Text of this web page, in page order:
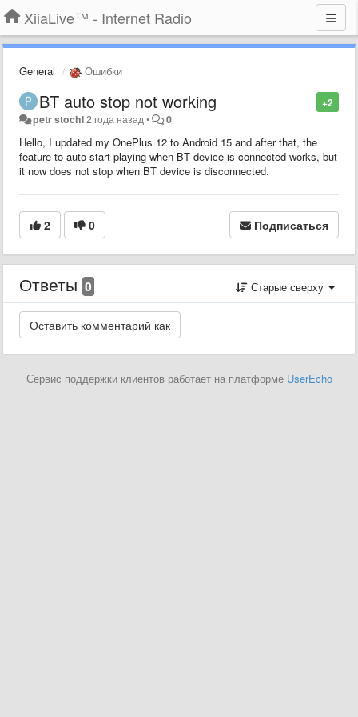
XiiaLive™ - Internet Radio
General Ошибки
+2
BT auto stop not working
petr stochl2 года назад • 0
Hello, I updated my OnePlus 12 to Android 15 and after that, the
feature to auto start playing when BT device is connected works, but
it now does not stop when BT device is disconnected.
2 0 Подписаться
Ответы 0 Старые сверху
Сервис поддержки клиентов работает на платформе UserEcho